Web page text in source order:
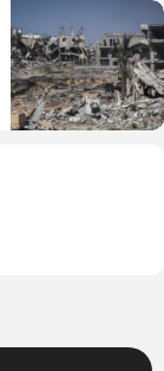
צבא וביטחון